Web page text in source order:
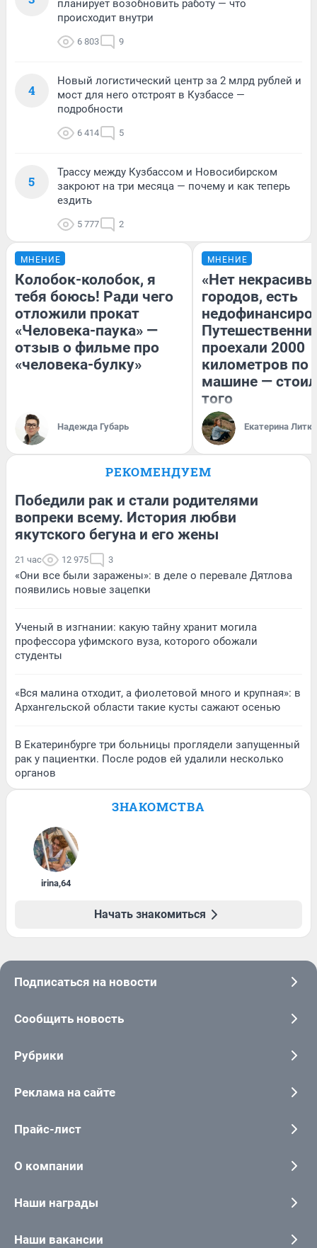
планирует возобновить работу — что
происходит внутри
6 803 9
4
Новый логистический центр за 2 млрд рублей и
мост для него отстроят в Кузбассе —
подробности
6 414 5
5
Трассу между Кузбассом и Новосибирском
закроют на три месяца — почему и как теперь
ездить
5 777 2
МНЕНИЕ
Колобок-колобок, я
тебя боюсь! Ради чего
отложили прокат
«Человека-паука» —
отзыв о фильме про
«человека-булку»
Надежда Губарь
МНЕНИЕ
«Нет
городов, есть
проехали 2000
километров по
машине —
того
Екатерина
РЕКОМЕНДУЕМ
Победили рак и стали родителями
вопреки всему. История любви
якутского бегуна и его жены
21 час 12 975 3
«Они все были заражены»: в деле о перевале Дятлова
появились новые зацепки
Ученый в изгнании: какую тайну хранит могила
профессора уфимского вуза, которого обожали
студенты
«Вся малина отходит, а фиолетовой много и крупная»: в
Архангельской области такие кусты сажают осенью
В Екатеринбурге три больницы проглядели запущенный
рак у пациентки. После родов ей удалили несколько
органов
ЗНАКОМСТВА
irina,64
Начать знакомиться
Подписаться на новости
Сообщить новость
Рубрики
Реклама на сайте
Прайс-лист
О компании
Наши награды
Наши вакансии